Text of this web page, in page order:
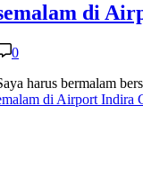
di
0
harus bermalam
di Airport Indira